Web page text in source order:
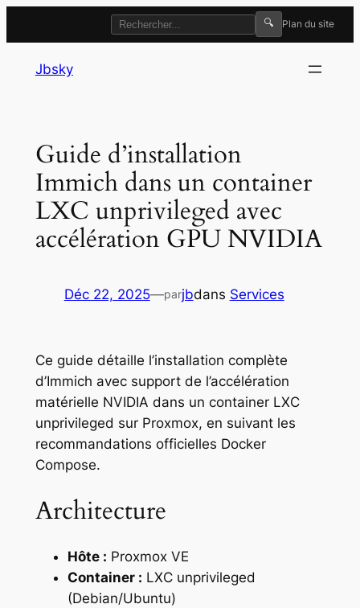
🔍 Plan du site
Jbsky
Guide d’installation
Immich dans un container
LXC unprivileged avec
accélération GPU NVIDIA
Déc 22, 2025—parjbdans Services
Ce guide détaille l’installation complète
d’Immich avec support de l’accélération
matérielle NVIDIA dans un container LXC
unprivileged sur Proxmox, en suivant les
recommandations officielles Docker
Compose.
Architecture
Hôte : Proxmox VE
Container : LXC unprivileged
(Debian/Ubuntu)